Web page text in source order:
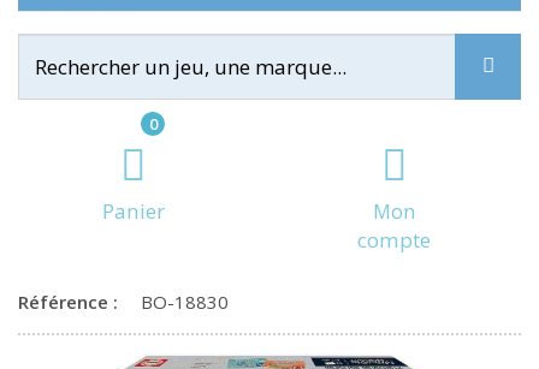
0
Panier
Mon
compte
Référence : BO-18830